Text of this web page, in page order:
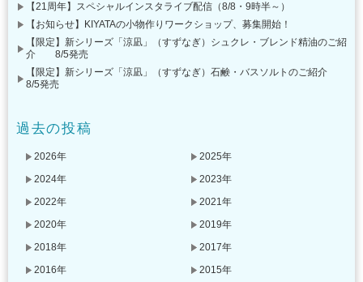
【21周年】スペシャルインスタライブ配信（8/8・9時半～）
【お知らせ】KIYATAの小物作りワークショップ、募集開始！
【限定】新シリーズ「涼凪」（すずなぎ）シュクレ・ブレンド精油のご紹
介 8/5発売
【限定】新シリーズ「涼凪」（すずなぎ）石鹸・バスソルトのご紹介
8/5発売
過去の投稿
2026年
2025年
2024年
2023年
2022年
2021年
2020年
2019年
2018年
2017年
2016年
2015年